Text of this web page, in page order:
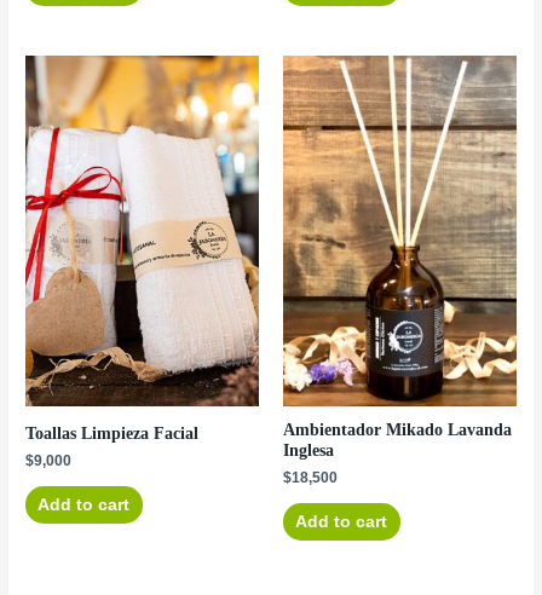
Toallas Limpieza Facial
$9,000
Add to cart
Ambientador Mikado Lavanda
Inglesa
$18,500
Add to cart